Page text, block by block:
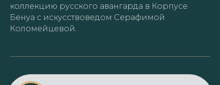
коллекцию русского авангарда в Корпусе
Бенуа с искусствоведом Серафимой
Коломейцевой.
наб. канала Грибоедова, д. 2
21 (вс) сентября в 16:00
Дата и время: